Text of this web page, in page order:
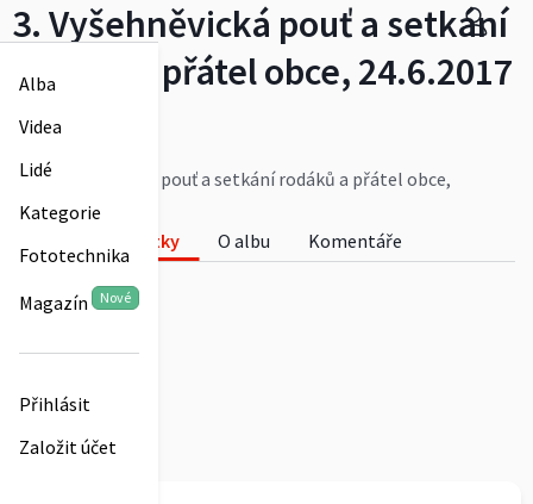
Alba
Videa
Lidé
Kategorie
Fototechnika
Magazín Nové
Přihlásit
Založit účet
3. Vyšehněvická pouť a setkání
rodáků a přátel obce, 24.6.2017
Jana Exnerová
3. Vyšehněvická pouť a setkání rodáků a přátel obce,
24.6.2017
Fotky
O albu
Komentáře